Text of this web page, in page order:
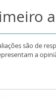
são de
a